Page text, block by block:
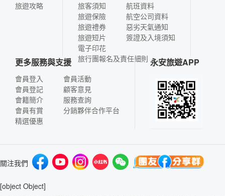
旅遊攻略
旅客須知
旅遊保險
旅遊禮券
旅遊短片
電子印花
航班資料
航空公司資料
惡劣天氣通知
簽證及入境須知
旅行團報名及責任細則
更多服務與支援
會員登入
會員登記
會籍簡介
會員有賞
精選優惠
會員活動
顧客意見
服務查詢
分銷夥伴合作平台
永安旅遊APP
關注我們
[object Object]